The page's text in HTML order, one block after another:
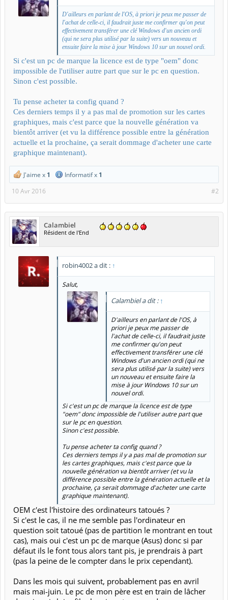
D'ailleurs en parlant de l'OS, à priori je peux me passer de
l'achat de celle-ci, il faudrait juste me confirmer qu'on peut
effectivement transférer une clé Windows d'un ancien ordi
(qui ne sera plus utilisé par la suite) vers un nouveau et
ensuite faire la mise à jour Windows 10 sur un nouvel ordi.
Si c'est un pc de marque la licence est de type "oem" donc
impossible de l'utiliser autre part que sur le pc en question.
Sinon c'est possible.
Tu pense acheter ta config quand ?
Ces derniers temps il y a pas mal de promotion sur les cartes
graphiques, mais c'est parce que la nouvelle génération va
bientôt arriver (et vu la différence possible entre la génération
actuelle et la prochaine, ça serait dommage d'acheter une carte
graphique maintenant).
J'aime x 1 Informatif x 1
#2
10 Avr 2016
Calambiel
Résident de l'End
robin4002 a dit : ↑
Salut,
Calambiel a dit : ↑
D'ailleurs en parlant de l'OS, à
priori je peux me passer de
l'achat de celle-ci, il faudrait juste
me confirmer qu'on peut
effectivement transférer une clé
Windows d'un ancien ordi (qui ne
sera plus utilisé par la suite) vers
un nouveau et ensuite faire la
mise à jour Windows 10 sur un
nouvel ordi.
Si c'est un pc de marque la licence est de type
"oem" donc impossible de l'utiliser autre part que
sur le pc en question.
Sinon c'est possible.
Tu pense acheter ta config quand ?
Ces derniers temps il y a pas mal de promotion sur
les cartes graphiques, mais c'est parce que la
nouvelle génération va bientôt arriver (et vu la
différence possible entre la génération actuelle et la
prochaine, ça serait dommage d'acheter une carte
graphique maintenant).
OEM c'est l'histoire des ordinateurs tatoués ?
Si c'est le cas, il ne me semble pas l'ordinateur en
question soit tatoué (pas de partition le montrant en tout
cas), mais oui c'est un pc de marque (Asus) donc si par
défaut ils le font tous alors tant pis, je prendrais à part
(pas la peine de le compter dans le prix cependant).
Dans les mois qui suivent, probablement pas en avril
mais mai-juin. Le pc de mon père est en train de lâcher